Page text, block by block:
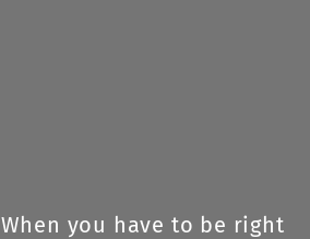
When you have to be right